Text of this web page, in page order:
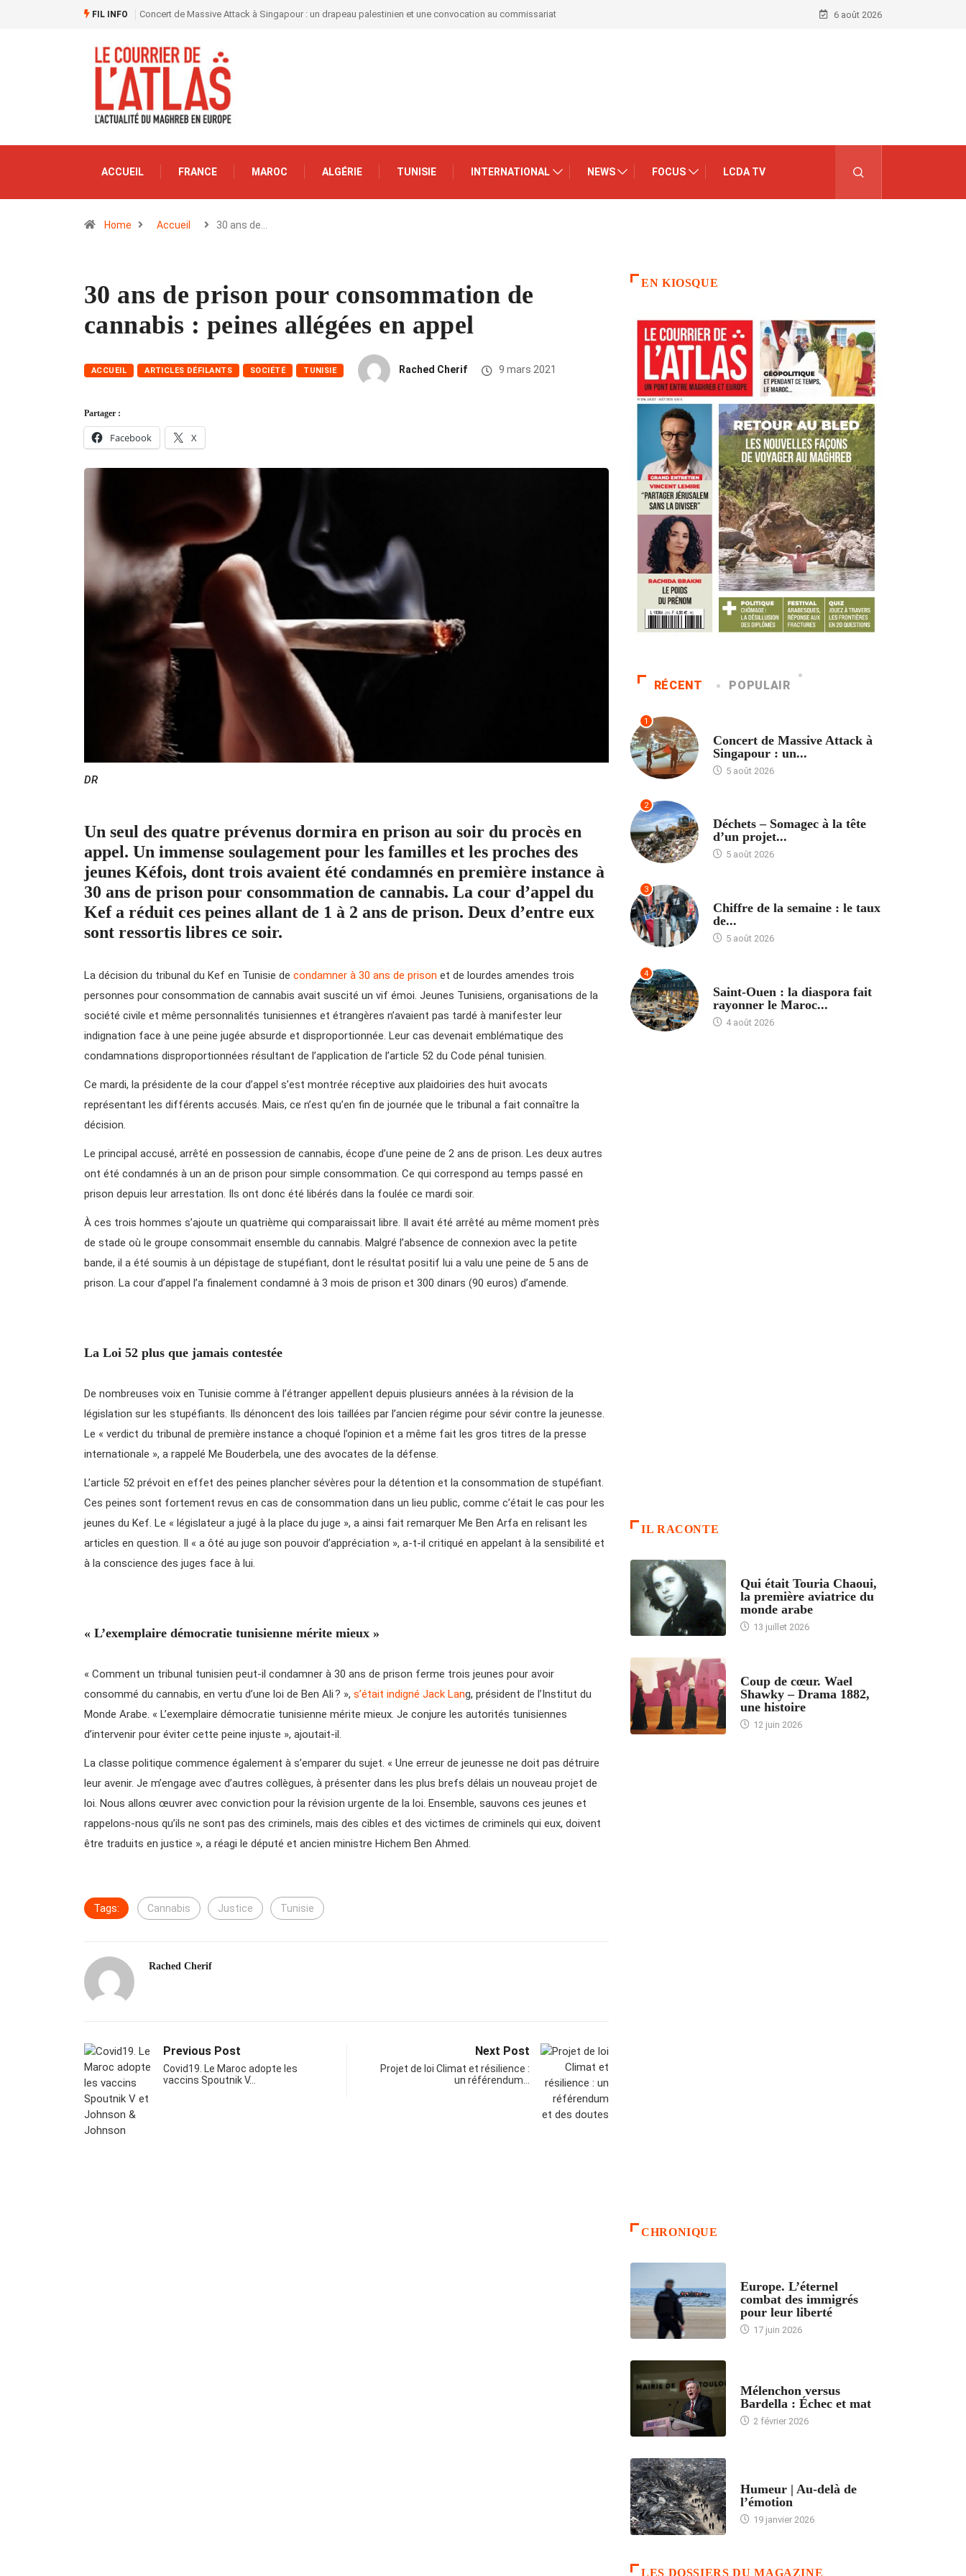
FIL INFO Concert de Massive Attack à Singapour : un drapeau palestinien et une convocation au commissariat 6 août 2026
ACCUEIL FRANCE MAROC ALGÉRIE TUNISIE INTERNATIONAL NEWS FOCUS LCDA TV
Home Accueil 30 ans de…
30 ans de prison pour consommation de
cannabis : peines allégées en appel
ACCUEIL ARTICLES DÉFILANTS SOCIÉTÉ TUNISIE Rached Cherif 9 mars 2021
Partager :
Facebook X
DR
Un seul des quatre prévenus dormira en prison au soir du procès en
appel. Un immense soulagement pour les familles et les proches des
jeunes Kéfois, dont trois avaient été condamnés en première instance à
30 ans de prison pour consommation de cannabis. La cour d’appel du
Kef a réduit ces peines allant de 1 à 2 ans de prison. Deux d’entre eux
sont ressortis libres ce soir.
La décision du tribunal du Kef en Tunisie de condamner à 30 ans de prison et de lourdes amendes trois
personnes pour consommation de cannabis avait suscité un vif émoi. Jeunes Tunisiens, organisations de la
société civile et même personnalités tunisiennes et étrangères n’avaient pas tardé à manifester leur
indignation face à une peine jugée absurde et disproportionnée. Leur cas devenait emblématique des
condamnations disproportionnées résultant de l’application de l’article 52 du Code pénal tunisien.
Ce mardi, la présidente de la cour d’appel s’est montrée réceptive aux plaidoiries des huit avocats
représentant les différents accusés. Mais, ce n’est qu’en fin de journée que le tribunal a fait connaître la
décision.
Le principal accusé, arrêté en possession de cannabis, écope d’une peine de 2 ans de prison. Les deux autres
ont été condamnés à un an de prison pour simple consommation. Ce qui correspond au temps passé en
prison depuis leur arrestation. Ils ont donc été libérés dans la foulée ce mardi soir.
À ces trois hommes s’ajoute un quatrième qui comparaissait libre. Il avait été arrêté au même moment près
de stade où le groupe consommait ensemble du cannabis. Malgré l’absence de connexion avec la petite
bande, il a été soumis à un dépistage de stupéfiant, dont le résultat positif lui a valu une peine de 5 ans de
prison. La cour d’appel l’a finalement condamné à 3 mois de prison et 300 dinars (90 euros) d’amende.
La Loi 52 plus que jamais contestée
De nombreuses voix en Tunisie comme à l’étranger appellent depuis plusieurs années à la révision de la
législation sur les stupéfiants. Ils dénoncent des lois taillées par l’ancien régime pour sévir contre la jeunesse.
Le « verdict du tribunal de première instance a choqué l’opinion et a même fait les gros titres de la presse
internationale », a rappelé Me Bouderbela, une des avocates de la défense.
L’article 52 prévoit en effet des peines plancher sévères pour la détention et la consommation de stupéfiant.
Ces peines sont fortement revus en cas de consommation dans un lieu public, comme c’était le cas pour les
jeunes du Kef. Le « législateur a jugé à la place du juge », a ainsi fait remarquer Me Ben Arfa en relisant les
articles en question. Il « a ôté au juge son pouvoir d’appréciation », a-t-il critiqué en appelant à la sensibilité et
à la conscience des juges face à lui.
« L’exemplaire démocratie tunisienne mérite mieux »
« Comment un tribunal tunisien peut-il condamner à 30 ans de prison ferme trois jeunes pour avoir
consommé du cannabis, en vertu d’une loi de Ben Ali ? », s’était indigné Jack Lang, président de l’Institut du
Monde Arabe. « L’exemplaire démocratie tunisienne mérite mieux. Je conjure les autorités tunisiennes
d’intervenir pour éviter cette peine injuste », ajoutait-il.
La classe politique commence également à s’emparer du sujet. « Une erreur de jeunesse ne doit pas détruire
leur avenir. Je m’engage avec d’autres collègues, à présenter dans les plus brefs délais un nouveau projet de
loi. Nous allons œuvrer avec conviction pour la révision urgente de la loi. Ensemble, sauvons ces jeunes et
rappelons-nous qu’ils ne sont pas des criminels, mais des cibles et des victimes de criminels qui eux, doivent
être traduits en justice », a réagi le député et ancien ministre Hichem Ben Ahmed.
Tags: Cannabis Justice Tunisie
Rached Cherif
Previous Post
Covid19. Le Maroc adopte les
vaccins Spoutnik V…
Next Post
Projet de loi Climat et résilience :
un référendum…
EN KIOSQUE
RÉCENT POPULAIR
1
Concert de Massive Attack à
Singapour : un...
5 août 2026
2
Déchets – Somagec à la tête
d’un projet...
5 août 2026
3
Chiffre de la semaine : le taux
de...
5 août 2026
4
Saint-Ouen : la diaspora fait
rayonner le Maroc...
4 août 2026
IL RACONTE
Qui était Touria Chaoui,
la première aviatrice du
monde arabe
13 juillet 2026
Coup de cœur. Wael
Shawky – Drama 1882,
une histoire
12 juin 2026
CHRONIQUE
Europe. L’éternel
combat des immigrés
pour leur liberté
17 juin 2026
Mélenchon versus
Bardella : Échec et mat
2 février 2026
Humeur | Au-delà de
l’émotion
19 janvier 2026
LES DOSSIERS DU MAGAZINE